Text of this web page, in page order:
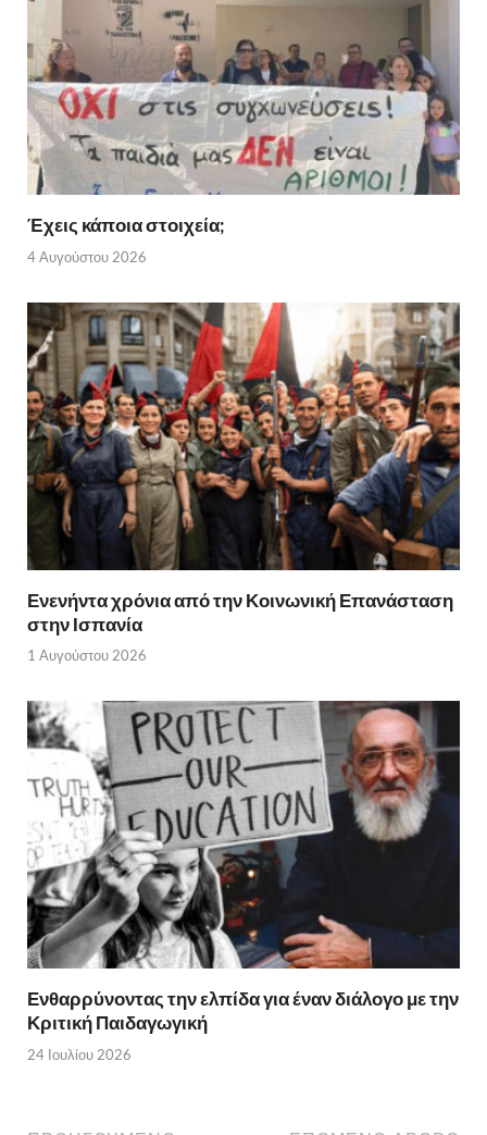
Έχεις κάποια στοιχεία;
4 Αυγούστου 2026
Ενενήντα χρόνια από την Κοινωνική Επανάσταση
στην Ισπανία
1 Αυγούστου 2026
Ενθαρρύνοντας την ελπίδα για έναν διάλογο με την
Κριτική Παιδαγωγική
24 Ιουλίου 2026